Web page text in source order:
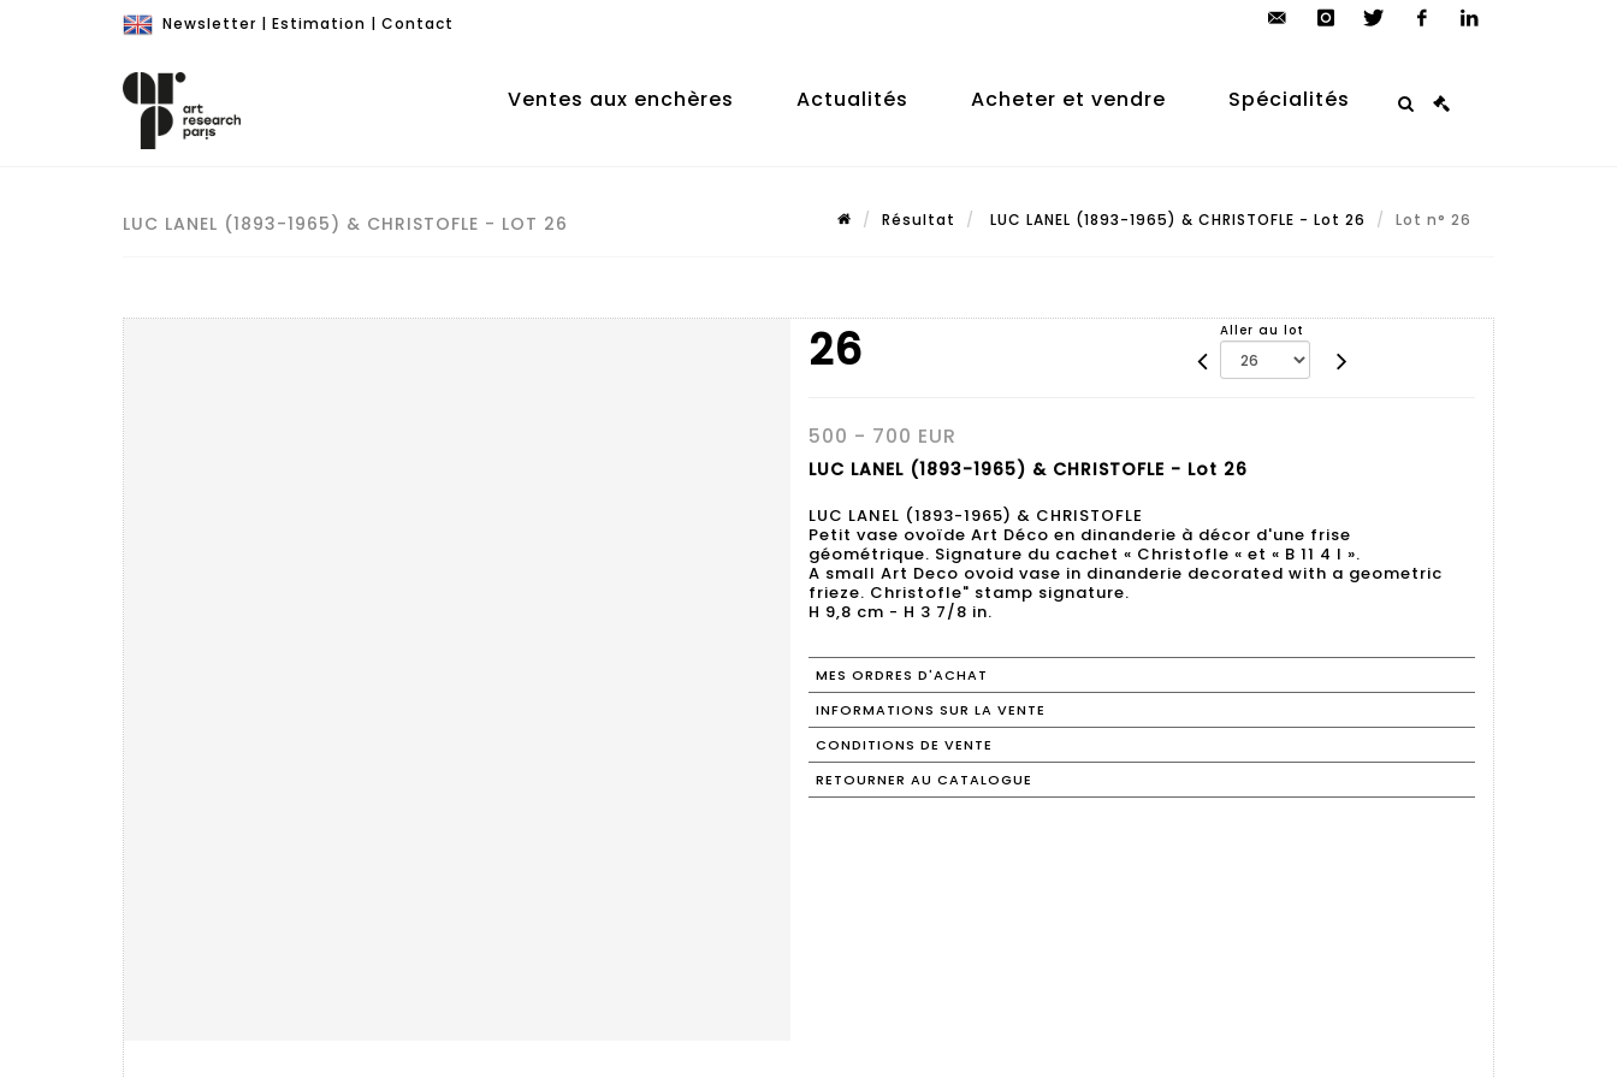
Newsletter | Estimation | Contact
auction.com
Ventes aux enchères Actualités Acheter et vendre Spécialités
LUC LANEL (1893-1965) & CHRISTOFLE - LOT 26 Résultat LUC LANEL (1893-1965) & CHRISTOFLE - Lot 26 Lot n° 26
26 Aller au lot
500 - 700 EUR
LUC LANEL (1893-1965) & CHRISTOFLE - Lot 26
LUC LANEL (1893-1965) & CHRISTOFLE
Petit vase ovoïde Art Déco en dinanderie à décor d'une frise
géométrique. Signature du cachet « Christofle « et « B 11 4 I ».
A small Art Deco ovoid vase in dinanderie decorated with a geometric
frieze. Christofle" stamp signature.
H 9,8 cm - H 3 7/8 in.
MES ORDRES D'ACHAT
INFORMATIONS SUR LA VENTE
CONDITIONS DE VENTE
RETOURNER AU CATALOGUE